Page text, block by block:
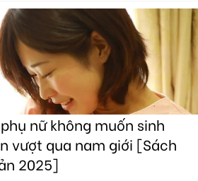
nữ không muốn sinh
vượt qua nam giới [Sách
2025]